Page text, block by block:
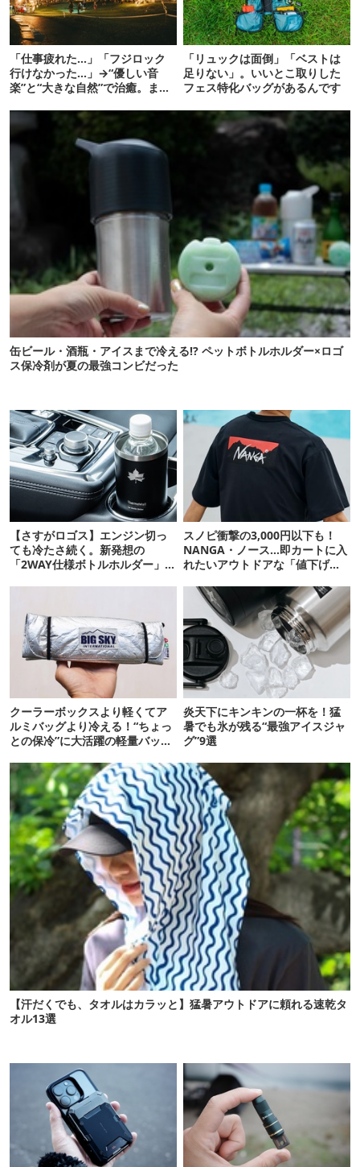
「仕事疲れた…」「フジロック
行けなかった…」→“優しい音
楽”と“大きな自然”で治癒。まだ
「リュックは面倒」「ベストは
足りない」。いいとこ取りした
フェス特化バッグがあるんです
缶ビール・酒瓶・アイスまで冷える!? ペットボトルホルダー×ロゴ
ス保冷剤が夏の最強コンビだった
【さすがロゴス】エンジン切っ
ても冷たさ続く。新発想の
「2WAY仕様ボトルホルダー」が
スノピ衝撃の3,000円以下も！
NANGA・ノース…即カートに入
れたいアウトドアな「値下げ夏
クーラーボックスより軽くてア
ルミバッグより冷える！“ちょっ
との保冷”に大活躍の軽量バッグ
炎天下にキンキンの一杯を！猛
暑でも氷が残る“最強アイスジャ
グ”9選
【汗だくでも、タオルはカラッと】猛暑アウトドアに頼れる速乾タ
オル13選